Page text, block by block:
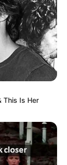
USAQUÉN
This Is Her